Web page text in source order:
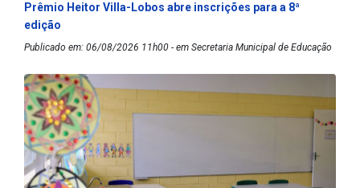
Prêmio Heitor Villa-Lobos abre inscrições para a 8ª
edição
Publicado em: 06/08/2026 11h00 - em Secretaria Municipal de Educação